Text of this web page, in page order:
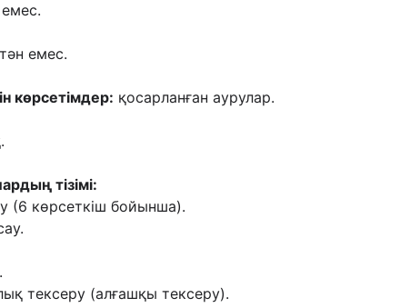
емес.
көрсетімдер: қосарланған аурулар.
тізімі:
(6 көрсеткіш бойынша).
тексеру (алғашқы тексеру).